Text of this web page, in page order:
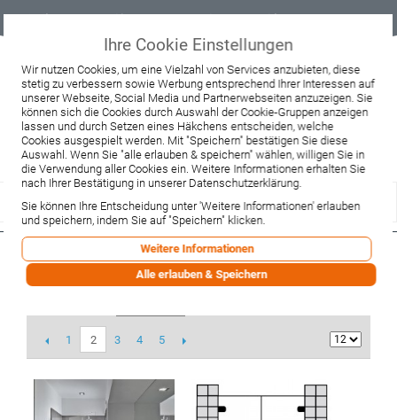
Beratung & Verkauf
+49 37467 66944
Montag - Freitag:
10:00 - 12:00 Uhr
13:00 - 16:00 Uhr
Samstag:
9:00 - 12:00 Uhr
Lieferzeitanfrage Widerruf
Sprinz BS Duschen
1 2 3 4 5
Ihre Cookie Einstellungen
Wir nutzen Cookies, um eine Vielzahl von Services anzubieten, diese
stetig zu verbessern sowie Werbung entsprechend Ihrer Interessen auf
unserer Webseite, Social Media und Partnerwebseiten anzuzeigen. Sie
können sich die Cookies durch Auswahl der Cookie-Gruppen anzeigen
lassen und durch Setzen eines Häkchens entscheiden, welche
Cookies ausgespielt werden. Mit "Speichern" bestätigen Sie diese
Auswahl. Wenn Sie "alle erlauben & speichern" wählen, willigen Sie in
die Verwendung aller Cookies ein. Weitere Informationen erhalten Sie
nach Ihrer Bestätigung in unserer Datenschutzerklärung.
Sie können Ihre Entscheidung unter 'Weitere Informationen' erlauben
und speichern, indem Sie auf "Speichern" klicken.
Weitere Informationen
Alle erlauben & Speichern